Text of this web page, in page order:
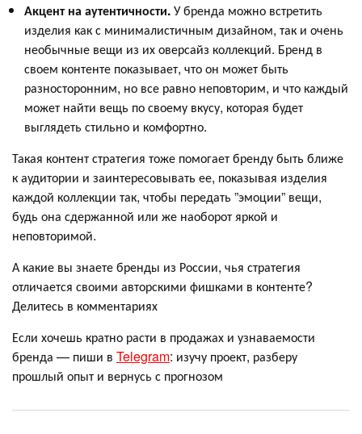
Акцент на аутентичности.У бренда можно встретить
изделия как с минималистичным дизайном, так и очень
необычные вещи из их оверсайз коллекций. Бренд в
своем контенте показывает, что он может быть
разносторонним, но все равно неповторим, и что каждый
может найти вещь по своему вкусу, которая будет
выглядеть стильно и комфортно.
Такая контент стратегия тоже помогает бренду быть ближе
к аудитории и заинтересовывать ее, показывая изделия
каждой коллекции так, чтобы передать ”эмоции” вещи,
будь она сдержанной или же наоборот яркой и
неповторимой.
А какие вы знаете бренды из России, чья стратегия
отличается своими авторскими фишками в контенте?
Делитесь в комментариях
Если хочешь кратно расти в продажах и узнаваемости
бренда — пиши в Telegram: изучу проект, разберу
прошлый опыт и вернусь с прогнозом